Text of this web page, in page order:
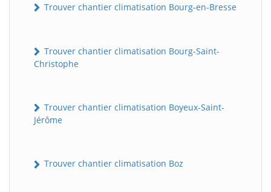
Trouver chantier climatisation Bourg-en-Bresse
Trouver chantier climatisation Bourg-Saint-
Christophe
Trouver chantier climatisation Boyeux-Saint-
Jérôme
Trouver chantier climatisation Boz